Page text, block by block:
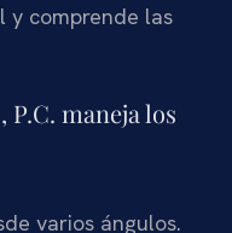
y comprende las
P.C. maneja los
varios ángulos.